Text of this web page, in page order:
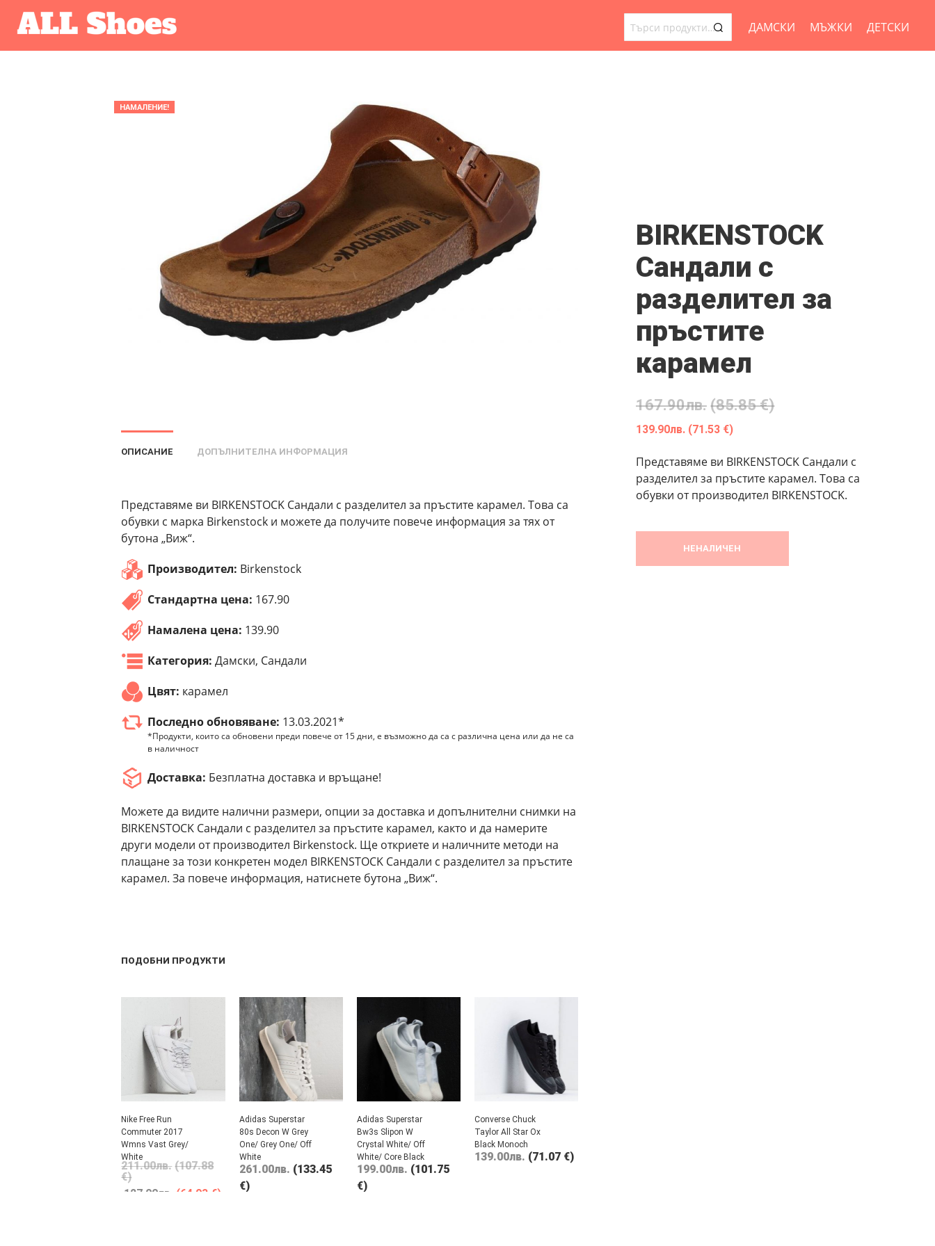
ТЪРСЕНЕ
ДАМСКИ МЪЖКИ ДЕТСКИ
НАМАЛЕНИЕ!
BIRKENSTOCK
Сандали с
разделител за
пръстите
карамел
167.90лв. (85.85 €)
139.90лв. (71.53 €)
Представяме ви BIRKENSTOCK Сандали с
разделител за пръстите карамел. Това са
обувки от производител BIRKENSTOCK.
НЕНАЛИЧЕН
ОПИСАНИЕ ДОПЪЛНИТЕЛНА ИНФОРМАЦИЯ
Представяме ви BIRKENSTOCK Сандали с разделител за пръстите карамел. Това са
обувки с марка Birkenstock и можете да получите повече информация за тях от
бутона „Виж“.
Производител: Birkenstock
Стандартна цена: 167.90
Намалена цена: 139.90
Категория: Дамски, Сандали
Цвят: карамел
Последно обновяване: 13.03.2021*
*Продукти, които са обновени преди повече от 15 дни, е възможно да са с различна цена или да не са
в наличност
Доставка: Безплатна доставка и връщане!
Можете да видите налични размери, опции за доставка и допълнителни снимки на
BIRKENSTOCK Сандали с разделител за пръстите карамел, както и да намерите
други модели от производител Birkenstock. Ще откриете и наличните методи на
плащане за този конкретен модел BIRKENSTOCK Сандали с разделител за пръстите
карамел. За повече информация, натиснете бутона „Виж“.
ПОДОБНИ ПРОДУКТИ
Nike Free Run
Commuter 2017
Wmns Vast Grey/
White
211.00лв. (107.88
€)
127.00лв. (64.93 €)
Adidas Superstar
80s Decon W Grey
One/ Grey One/ Off
White
261.00лв. (133.45
€)
Adidas Superstar
Bw3s Slipon W
Crystal White/ Off
White/ Core Black
199.00лв. (101.75
€)
Converse Chuck
Taylor All Star Ox
Black Monoch
139.00лв. (71.07 €)